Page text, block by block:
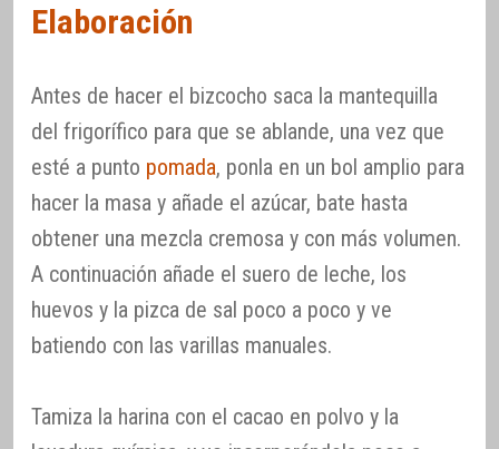
Elaboración
Antes de hacer el bizcocho saca la mantequilla
del frigorífico para que se ablande, una vez que
esté a punto pomada, ponla en un bol amplio para
hacer la masa y añade el azúcar, bate hasta
obtener una mezcla cremosa y con más volumen.
A continuación añade el suero de leche, los
huevos y la pizca de sal poco a poco y ve
batiendo con las varillas manuales.
Tamiza la harina con el cacao en polvo y la